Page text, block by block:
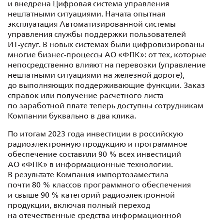
и внедрена Цифровая система управления
нештатными ситуациями. Начата опытная
эксплуатация Автоматизированной системы
управления службы поддержки пользователей
ИТ‑услуг. В новых системах были цифровизированы
многие бизнес‑процессы АО «ФПК»: от тех, которые
непосредственно влияют на перевозки (управление
нештатными ситуациями на железной дороге),
до выполняющих поддерживающие функции. Заказ
справок или получение расчетного листа
по заработной плате теперь доступны сотрудникам
Компании буквально в два клика.
По итогам 2023 года инвестиции в российскую
радиоэлектронную продукцию и программное
обеспечение составили 90 % всех инвестиций
АО «ФПК» в информационные технологии.
В результате Компания импортозаместила
почти 80 % классов программного обеспечения
и свыше 90 % категорий радиоэлектронной
продукции, включая полный переход
на отечественные средства информационной